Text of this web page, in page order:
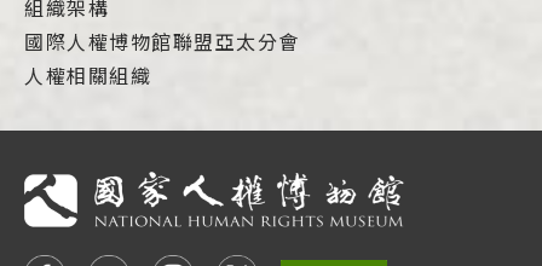
組織架構
國際人權博物館聯盟亞太分會
人權相關組織